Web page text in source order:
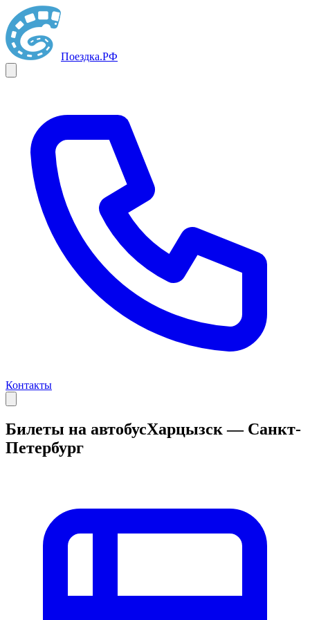
Поездка.РФ
Контакты
Билеты на автобусХарцызск — Санкт-
Петербург